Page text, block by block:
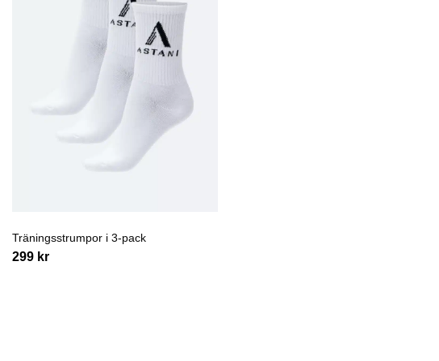
Träningsstrumpor i 3-pack
299 kr